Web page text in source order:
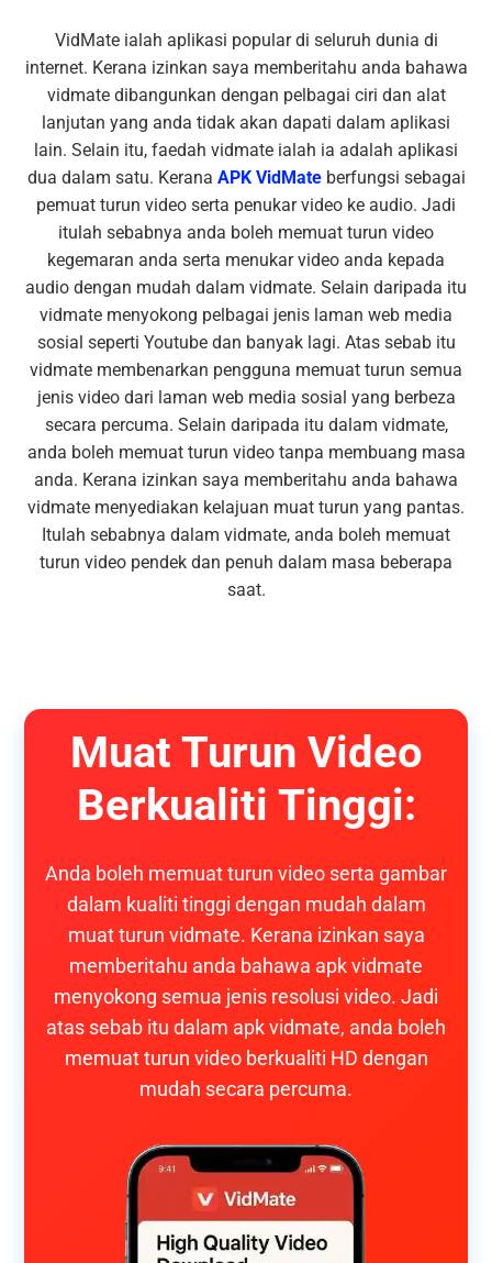
VidMate ialah aplikasi popular di seluruh dunia di
internet. Kerana izinkan saya memberitahu anda bahawa
vidmate dibangunkan dengan pelbagai ciri dan alat
lanjutan yang anda tidak akan dapati dalam aplikasi
lain. Selain itu, faedah vidmate ialah ia adalah aplikasi
dua dalam satu. Kerana APK VidMateberfungsi sebagai
pemuat turun video serta penukar video ke audio. Jadi
itulah sebabnya anda boleh memuat turun video
kegemaran anda serta menukar video anda kepada
audio dengan mudah dalam vidmate. Selain daripada itu
vidmate menyokong pelbagai jenis laman web media
sosial seperti Youtube dan banyak lagi. Atas sebab itu
vidmate membenarkan pengguna memuat turun semua
jenis video dari laman web media sosial yang berbeza
secara percuma. Selain daripada itu dalam vidmate,
anda boleh memuat turun video tanpa membuang masa
anda. Kerana izinkan saya memberitahu anda bahawa
vidmate menyediakan kelajuan muat turun yang pantas.
Itulah sebabnya dalam vidmate, anda boleh memuat
turun video pendek dan penuh dalam masa beberapa
saat.
Muat Turun Video
Berkualiti Tinggi:
Anda boleh memuat turun video serta gambar
dalam kualiti tinggi dengan mudah dalam
muat turun vidmate. Kerana izinkan saya
memberitahu anda bahawa apk vidmate
menyokong semua jenis resolusi video. Jadi
atas sebab itu dalam apk vidmate, anda boleh
memuat turun video berkualiti HD dengan
mudah secara percuma.